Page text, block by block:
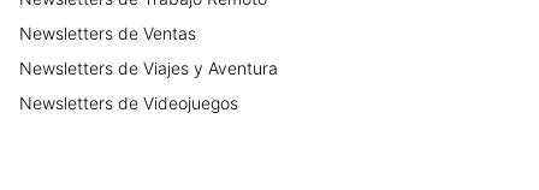
Newsletters de Ventas
Newsletters de Viajes y Aventura
Newsletters de Videojuegos